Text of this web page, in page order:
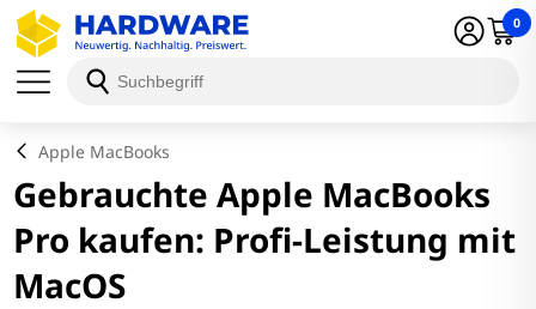
0
Apple MacBooks
Gebrauchte Apple MacBooks
Pro kaufen: Profi-Leistung mit
MacOS